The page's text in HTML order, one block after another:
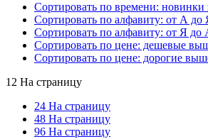
Сортировать по времени:
Сортировать по алфавиту: от А до
Сортировать по алфавиту: от Я до
Сортировать по цене: дешевые
Сортировать по цене: дорогие
12 На страницу
24 На страницу
48 На страницу
96 На страницу